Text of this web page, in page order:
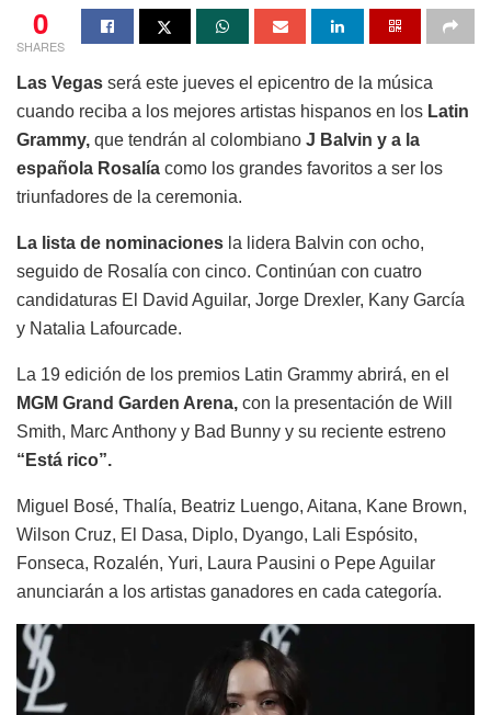
0
SHARES
Las Vegas será este jueves el epicentro de la música
cuando reciba a los mejores artistas hispanos en los Latin
Grammy, que tendrán al colombiano J Balvin y a la
española Rosalía como los grandes favoritos a ser los
triunfadores de la ceremonia.
La lista de nominaciones la lidera Balvin con ocho,
seguido de Rosalía con cinco. Continúan con cuatro
candidaturas El David Aguilar, Jorge Drexler, Kany García
y Natalia Lafourcade.
La 19 edición de los premios Latin Grammy abrirá, en el
MGM Grand Garden Arena, con la presentación de Will
Smith, Marc Anthony y Bad Bunny y su reciente estreno
“Está rico”.
Miguel Bosé, Thalía, Beatriz Luengo, Aitana, Kane Brown,
Wilson Cruz, El Dasa, Diplo, Dyango, Lali Espósito,
Fonseca, Rozalén, Yuri, Laura Pausini o Pepe Aguilar
anunciarán a los artistas ganadores en cada categoría.